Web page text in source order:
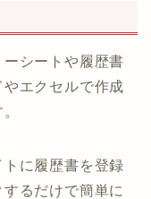
シートや履歴書
エクセルで作成
に履歴書を登録
るだけで簡単に